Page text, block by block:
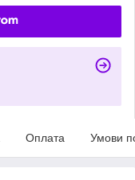
Оплата Умови